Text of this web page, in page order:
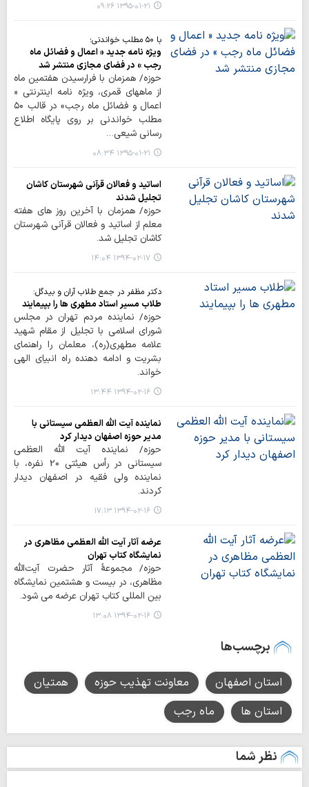
۱۳۹۵-۰۱-۲۱ ۰۹:۲۶
با ۵۰ مطلب خواندنی؛
ویژه نامه جدید « اعمال و فضائل ماه
رجب » در فضای مجازی منتشر شد
حوزه/ همزمان با فرارسیدن هفتمین ماه
از ماههای قمری، ویژه نامه اینترنتی ‌«
اعمال و فضائل ماه رجب» در قالب ۵۰
مطلب خواندنی بر روی پایگاه اطلاع
رسانی شیعی…
۱۳۹۵-۰۱-۲۱ ۰۸:۳۴
اساتید و فعالان قرآنی شهرستان کاشان
تجلیل شدند
حوزه/ همزمان با آخرین روز های هفته
معلم از اساتید و فعالان قرآنی شهرستان
کاشان تجلیل شد.
۱۳۹۴-۰۲-۱۷ ۱۴:۰۴
دکتر مظفر در جمع طلاب آران و بیدگل:
طلاب مسیر استاد مطهری ها را بپیمایند
حوزه/ نماینده مردم تهران در مجلس
شورای اسلامی با تجلیل از مقام شهید
علامه مطهری(ره)، معلمان را راهنمای
بشریت و ادامه دهنده راه انبیای الهی
خواند.
۱۳۹۴-۰۲-۱۶ ۱۳:۴۴
نماینده آیت الله العظمی سیستانی با
مدیر حوزه اصفهان دیدار کرد
حوزه/ نماینده آیت الله العظمی
سیستانی در رأس هیئتی 20 نفره، با
نماینده ولی فقیه در اصفهان دیدار
کردند.
۱۳۹۴-۰۲-۱۶ ۱۷:۱۳
عرضه آثار آیت الله العظمی مظاهری در
نمایشگاه کتاب تهران
حوزه/ مجموعۀ آثار حضرت آیت‌الله
مظاهری، در بیست و هشتمین نمایشگاه
بين المللي کتاب تهران عرضه می شود.
۱۳۹۴-۰۲-۱۶ ۱۳:۰۸
برچسب‌ها
استان اصفهان معاونت تهذيب حوزه‌
همتیان
استان ها
ماه رجب
نظر شما